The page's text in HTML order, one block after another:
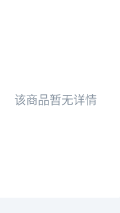
该商品暂无详情